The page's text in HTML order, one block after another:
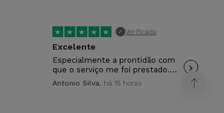
★ ★ ★ ★ ★ ✓ Verificada
Excelente
Especialmente a prontidão com
que o serviço me foi prestado.…
Antonio Silva, há 15 horas
›